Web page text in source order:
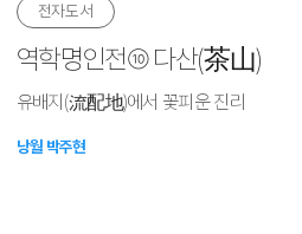
전자도서
역학명인전⑩ 다산(茶山)
유배지(流配地)에서 꽃피운 진리
낭월 박주현